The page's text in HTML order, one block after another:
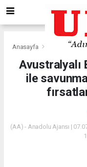
Anasayfa Gündem
Avustralyalı
ile
(AA) - Anadolu Ajansı |